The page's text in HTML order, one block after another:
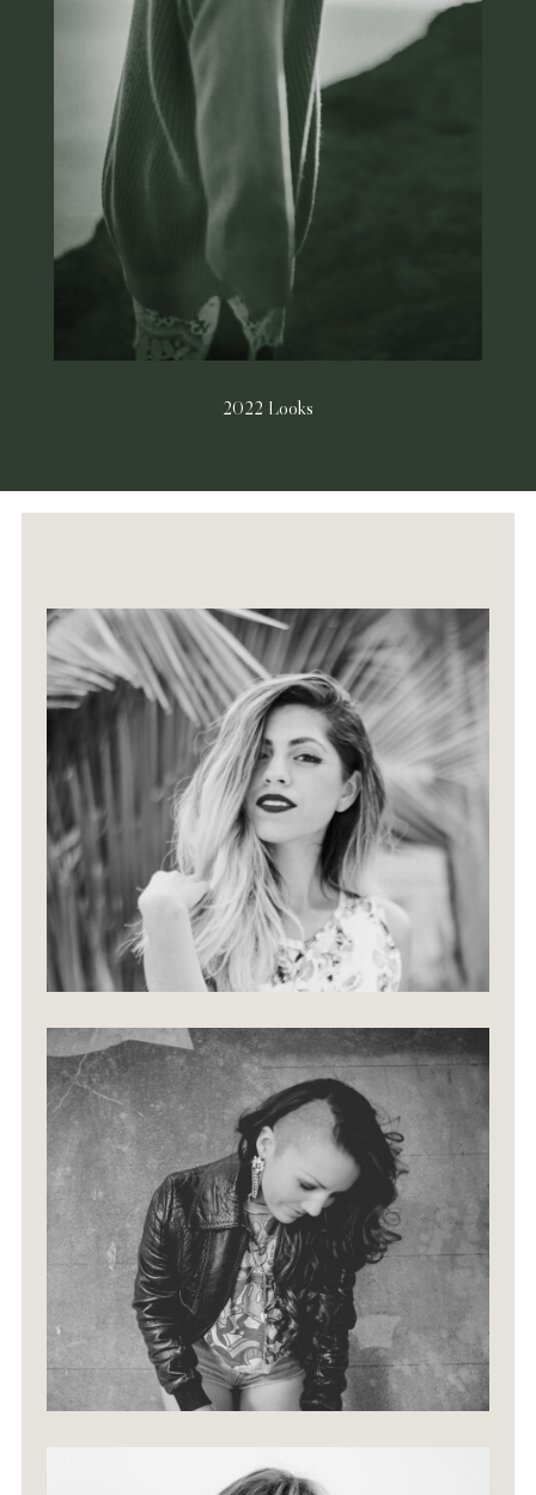
2022 Looks